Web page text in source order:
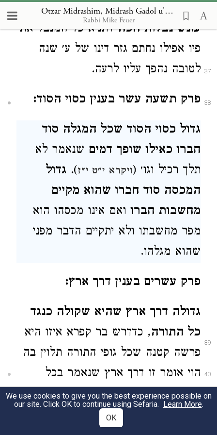
Otzar Midrashim, Midrash Gadol u'Gedolah
Rabbi Mike Feuer
37
38
מדברת גדולות (תהלים י"ב ד׳).גדול
עונש נבלות הפהדתניא כל המנבל את
פיו אפילו נחתם גזר דינו של ע׳ שנה
לטובה נהפך עליו לרעה.
39
פרק תשעה עשר בענין כסוי הסוד:
40
גדול כסוי הסוד שכל המגלה סוד
חברו כאילו שופך דמים שנאמר לא
תלך רכיל וגו׳ (ויקרא י״ט י״ז). גדול
המכסה סוד חברו שהוא מקיים
מחשבות חברו ואם אינו מכסהו הוא
מפר מחשבתו ולא יתקיים הדבר מפני
שהוא מגלהו.
פרק עשרים בענין דרך ארץ:
גדולה דרך ארץ שהיא שקולה כנגד
כל התורה, כדדרש בר קפרא איזו היא
פרשה קטנה שכל גופי התורה תלוין בה
הוי אומר זו דרך ארץ שנאמר בכל
דרכיך דעהו וגו׳ (משלי ג׳ ו׳).גדולה דרך
ארץ שהיא שקולה כנגד כל התורה
We use cookies to give you the best experience possible on
our site. Click OK to continue using Sefaria. Learn More.
OK